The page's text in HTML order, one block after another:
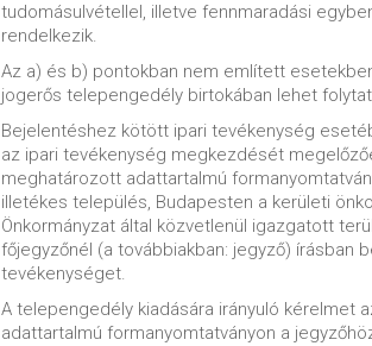
tudomásulvétellel, illetve fennmaradási
rendelkezik.
Az a) és b) pontokban nem említett
jogerős telepengedély birtokában lehet
Bejelentéshez kötött ipari tevékenység
az ipari tevékenység megkezdését
meghatározott adattartalmú
illetékes település, Budapesten a kerületi
Önkormányzat által közvetlenül igazgatott
főjegyzőnél (a továbbiakban: jegyző) írásban
tevékenységet.
A telepengedély kiadására irányuló kérelmet
adattartalmú formanyomtatványon a